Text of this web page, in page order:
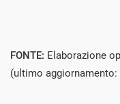
FONTE: Elaborazione
(ultimo aggiornamento: